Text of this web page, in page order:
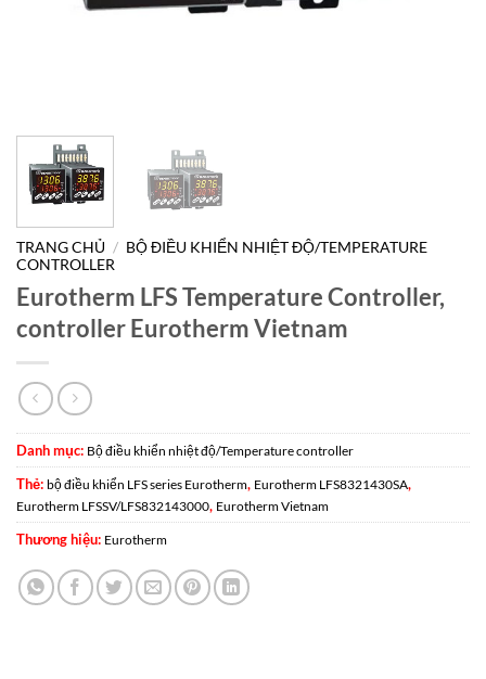
TRANG CHỦ / BỘ ĐIỀU KHIỂN NHIỆT ĐỘ/TEMPERATURE
CONTROLLER
Eurotherm LFS Temperature Controller,
controller Eurotherm Vietnam
Danh mục: Bộ điều khiển nhiệt độ/Temperature controller
Thẻ: bộ điều khiển LFS series Eurotherm, Eurotherm LFS8321430SA,
Eurotherm LFSSV/LFS832143000, Eurotherm Vietnam
Thương hiệu: Eurotherm